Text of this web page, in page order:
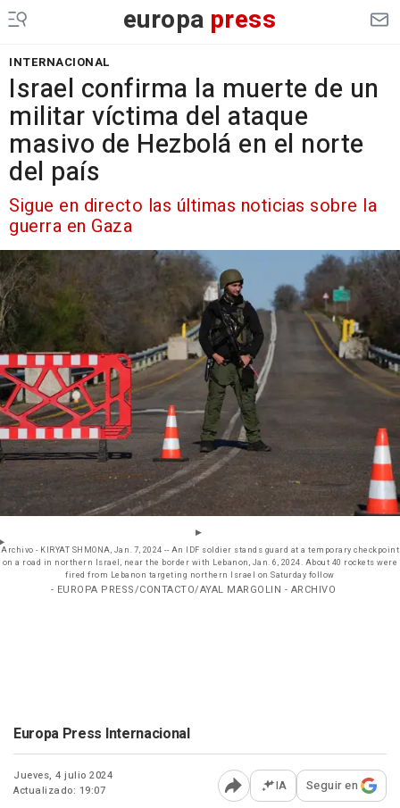
europa press
INTERNACIONAL
Israel confirma la muerte de un
militar víctima del ataque
masivo de Hezbolá en el norte
del país
Sigue en directo las últimas noticias sobre la
guerra en Gaza
Archivo - KIRYAT SHMONA, Jan. 7, 2024 -- An IDF soldier stands guard at a temporary checkpoint
on a road in northern Israel, near the border with Lebanon, Jan. 6, 2024. About 40 rockets were
fired from Lebanon targeting northern Israel on Saturday follow
- EUROPA PRESS/CONTACTO/AYAL MARGOLIN - ARCHIVO
Europa Press Internacional
Jueves, 4 julio 2024
Actualizado: 19:07
Abrir opciones para
IA Seguir en